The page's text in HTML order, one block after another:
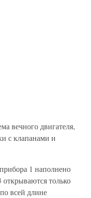
вечного двигателя,
с клапанами и
1 наполнено
только
всей длине